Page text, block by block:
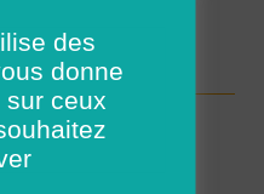
Quercy (H/F)
des
donne
sur ceux